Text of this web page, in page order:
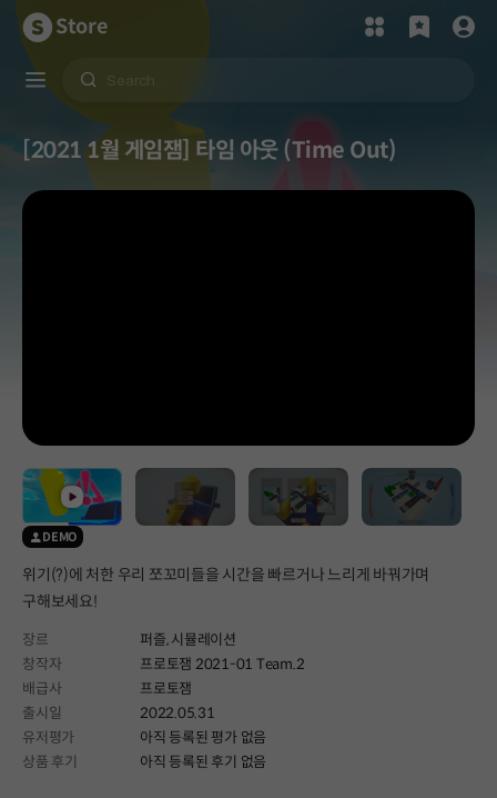
Store
[2021 1월 게임잼] 타임 아웃 (Time Out)
DEMO
위기(?)에 처한 우리 쪼꼬미들을 시간을 빠르거나 느리게 바꿔가며
구해보세요!
장르 퍼즐,시뮬레이션
창작자
프로토잼 2021-01 Team.2
배급사
프로토잼
출시일
2022.05.31
유저평가
아직 등록된 평가 없음
상품 후기
아직 등록된 후기 없음